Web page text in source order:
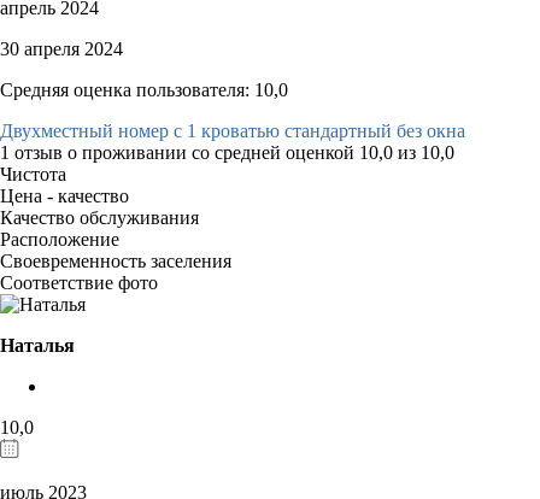
апрель 2024
30 апреля 2024
Средняя оценка пользователя: 10,0
Двухместный номер с 1 кроватью стандартный без окна
1 отзыв о проживании со средней оценкой 10,0 из 10,0
Чистота
Цена - качество
Качество обслуживания
Расположение
Своевременность заселения
Соответствие фото
Наталья
10,0
июль 2023